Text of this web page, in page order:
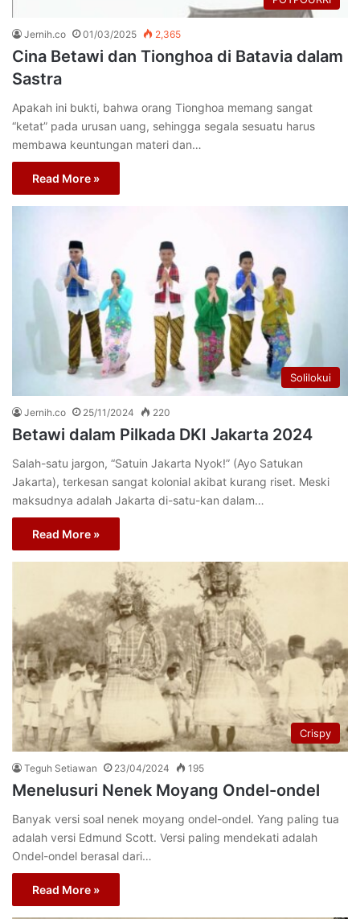
Jernih.co 01/03/2025 2,365
Cina Betawi dan Tionghoa di Batavia dalam
Sastra
Apakah ini bukti, bahwa orang Tionghoa memang sangat
“ketat” pada urusan uang, sehingga segala sesuatu harus
membawa keuntungan materi dan…
Read More »
Solilokui
Jernih.co 25/11/2024 220
Betawi dalam Pilkada DKI Jakarta 2024
Salah-satu jargon, “Satuin Jakarta Nyok!” (Ayo Satukan
Jakarta), terkesan sangat kolonial akibat kurang riset. Meski
maksudnya adalah Jakarta di-satu-kan dalam…
Read More »
Crispy
Teguh Setiawan 23/04/2024 195
Menelusuri Nenek Moyang Ondel-ondel
Banyak versi soal nenek moyang ondel-ondel. Yang paling tua
adalah versi Edmund Scott. Versi paling mendekati adalah
Ondel-ondel berasal dari…
Read More »